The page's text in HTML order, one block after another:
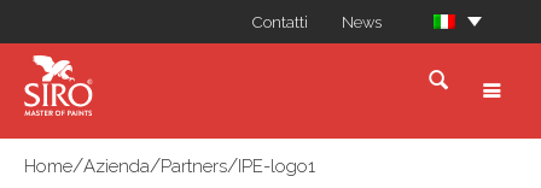
Contatti News
Home/Azienda/Partners/IPE-logo1